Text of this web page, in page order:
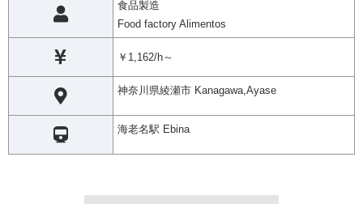
食品製造
Food factory Alimentos
￥1,162/h～
神奈川県綾瀬市 Kanagawa,Ayase
海老名駅 Ebina